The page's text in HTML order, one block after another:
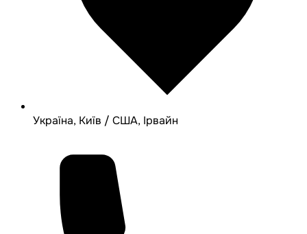
Україна, Київ / США, Ірвайн